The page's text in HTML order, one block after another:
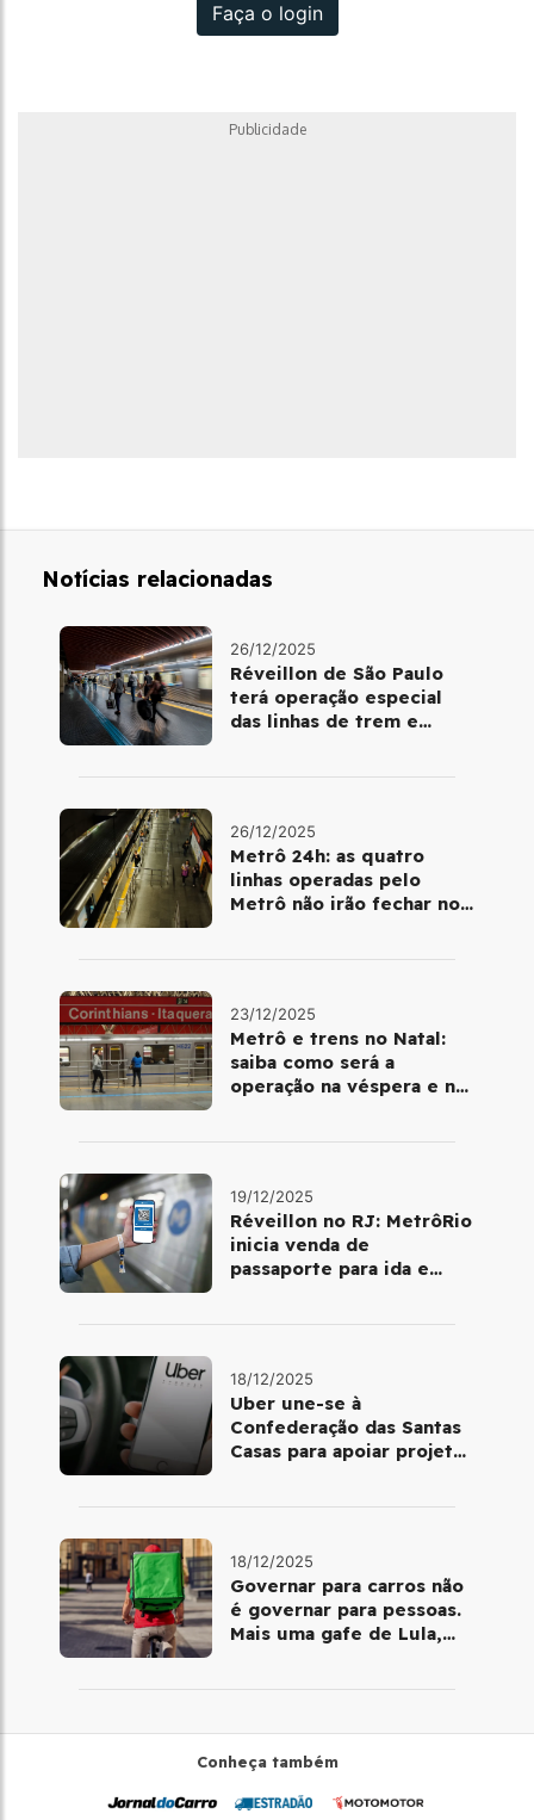
Faça o login
Publicidade
Notícias relacionadas
26/12/2025
Réveillon de São Paulo
terá operação especial
das linhas de trem e
26/12/2025
Metrô 24h: as quatro
linhas operadas pelo
Metrô não irão fechar no
23/12/2025
Metrô e trens no Natal:
saiba como será a
operação na véspera e no
19/12/2025
Réveillon no RJ: MetrôRio
inicia venda de
passaporte para ida e
18/12/2025
Uber une-se à
Confederação das Santas
Casas para apoiar projetos
18/12/2025
Governar para carros não
é governar para pessoas.
Mais uma gafe de Lula,
Conheça também